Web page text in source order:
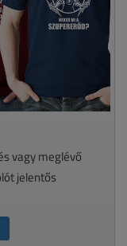
vagy meglévő
jelentős